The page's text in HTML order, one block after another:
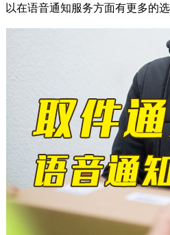
以在语音通知服务方面有更多的选